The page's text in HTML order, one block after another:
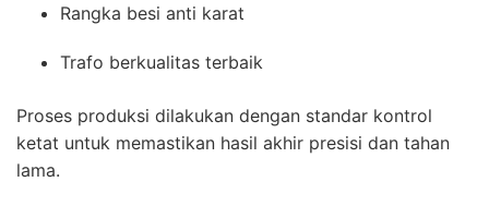
Rangka besi anti karat
Trafo berkualitas terbaik
Proses produksi dilakukan dengan standar kontrol
ketat untuk memastikan hasil akhir presisi dan tahan
lama.